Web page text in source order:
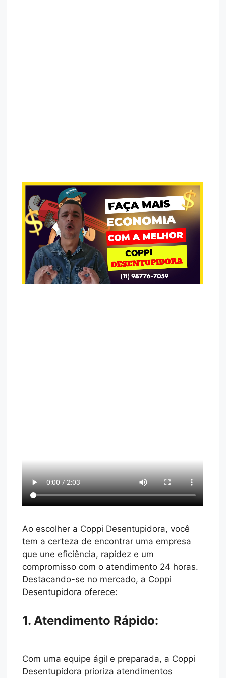
Ao escolher a Coppi Desentupidora, você
tem a certeza de encontrar uma empresa
que une eficiência, rapidez e um
compromisso com o atendimento 24 horas.
Destacando-se no mercado, a Coppi
Desentupidora oferece:
1. Atendimento Rápido:
Com uma equipe ágil e preparada, a Coppi
Desentupidora prioriza atendimentos